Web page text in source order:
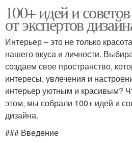
100+ идей и
от экспертов
Интерьер – это не только
нашего вкуса и личности.
создаем свое пространство,
интересы, увлечения и
интерьер уютным и красивым?
этом, мы собрали 100+ идей и
дизайна.
### Введение